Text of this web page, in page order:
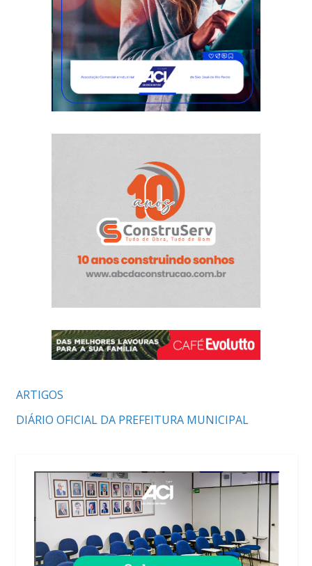
ARTIGOS
DIÁRIO OFICIAL DA PREFEITURA MUNICIPAL